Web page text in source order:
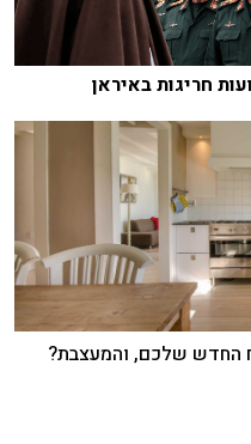
חריגות באיראן
החדש שלכם, והמעצבת?